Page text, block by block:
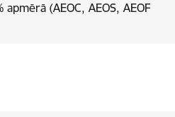
(AEOC, AEOS, AEOF